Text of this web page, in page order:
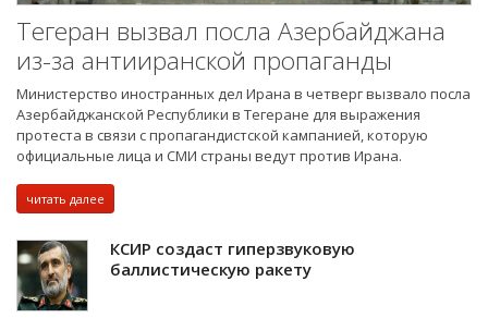
Тегеран вызвал посла Азербайджана
из-за антииранской пропаганды
Министерство иностранных дел Ирана в четверг вызвало посла
Азербайджанской Республики в Тегеране для выражения
протеста в связи с пропагандистской кампанией, которую
официальные лица и СМИ страны ведут против Ирана.
читать далее
КСИР создаст гиперзвуковую
баллистическую ракету